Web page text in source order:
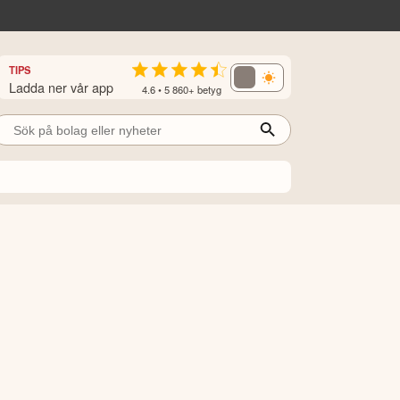
TIPS
Ladda ner vår app 4.6 • 5 860+ betyg